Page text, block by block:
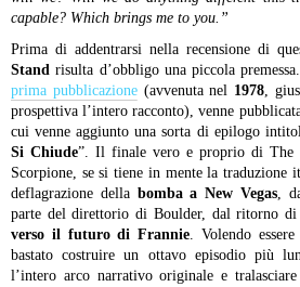
capable? Which brings me to you.”
Prima di addentrarsi nella recensione di
Stand risulta d’obbligo una piccola
prima pubblicazione(avvenuta nel 1978,
prospettiva l’intero racconto), venne
cui venne aggiunto una sorta di epilogo
Si Chiude”. Il finale vero e proprio di The
Scorpione, se si tiene in mente la traduzione
deflagrazione della bomba a New Vegas,
parte del direttorio di Boulder, dal ritorno di
verso il futuro di Frannie. Volendo
bastato costruire un ottavo episodio più
l’intero arco narrativo originale e